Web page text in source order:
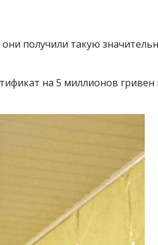
получили такую
на 5 миллионов гривен